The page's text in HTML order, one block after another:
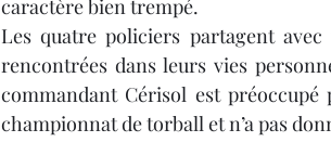
caractère bien trempé.
Les quatre policiers partagent
rencontrées dans leurs vies
commandant Cérisol est
championnat de torball et n’a pas